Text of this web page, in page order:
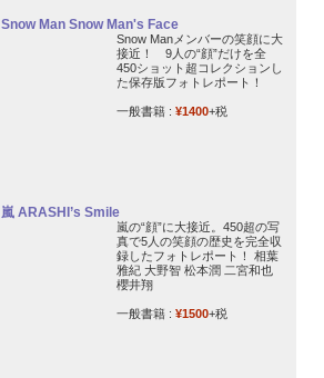
Snow Man Snow Man's Face
Snow Manメンバーの笑顔に大
接近！ 9人の“顔”だけを全
450ショット超コレクションし
た保存版フォトレポート！
一般書籍 : ¥1400+税
嵐 ARASHI’s Smile
嵐の“顔”に大接近。450超の写
真で5人の笑顔の歴史を完全収
録したフォトレポート！ 相葉
雅紀 大野智 松本潤 二宮和也
櫻井翔
一般書籍 : ¥1500+税